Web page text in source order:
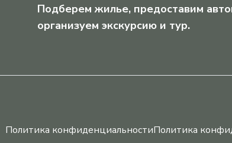
Подберем жилье, предоставим
организуем экскурсию и тур.
Политика конфиденциальностиПолитика